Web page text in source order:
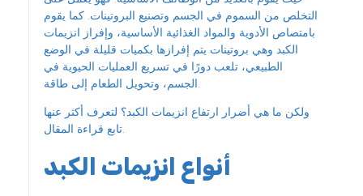
التخلص من السموم في الجسم وتصنيع البروتينات. كما يقوم
بامتصاص الأدوية والمواد الغذائية الأساسية، وإفراز انزيمات
الكبد وهي بروتينات يتم إفرازها بكميات قليلة في الوضع
الطبيعي، تلعب دورًا في تسريع العمليات الحيوية في
الجسم، وتحويل الطعام إلى طاقة.
ولكن ما هي أضرار ارتفاع انزيمات الكبد؟ لتعرف أكثر عنها
تابع قراءة المقال.
أنواع انزيمات الكبد